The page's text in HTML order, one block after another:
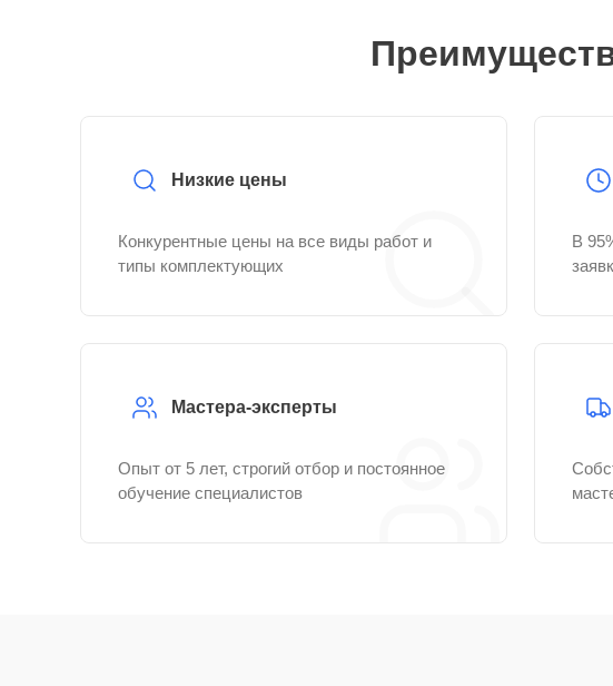
Низкие цены
Конкурентные цены на все виды работ и
типы комплектующих
В
Мастера-эксперты
Опыт от 5 лет, строгий отбор и постоянное
обучение специалистов